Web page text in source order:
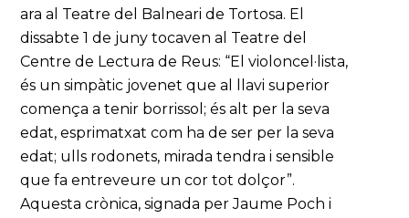
ara al Teatre del Balneari de Tortosa. El
dissabte 1 de juny tocaven al Teatre del
Centre de Lectura de Reus: “El violoncel·lista,
és un simpàtic jovenet que al llavi superior
comença a tenir borrissol; és alt per la seva
edat, esprimatxat com ha de ser per la seva
edat; ulls rodonets, mirada tendra i sensible
que fa entreveure un cor tot dolçor”.
Aquesta crònica, signada per Jaume Poch i